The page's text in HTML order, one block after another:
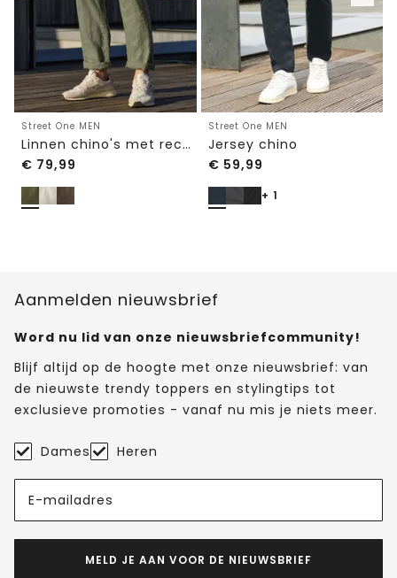
Street One MEN
Linnen chino's met rechte benen
€ 79,99
Street One MEN
Jersey chino
€ 59,99
+ 1
Aanmelden nieuwsbrief
Word nu lid van onze nieuwsbriefcommunity!
Blijf altijd op de hoogte met onze nieuwsbrief: van
de nieuwste trendy toppers en stylingtips tot
exclusieve promoties - vanaf nu mis je niets meer.
Dames Heren
E-mailadres
MELD JE AAN VOOR DE NIEUWSBRIEF